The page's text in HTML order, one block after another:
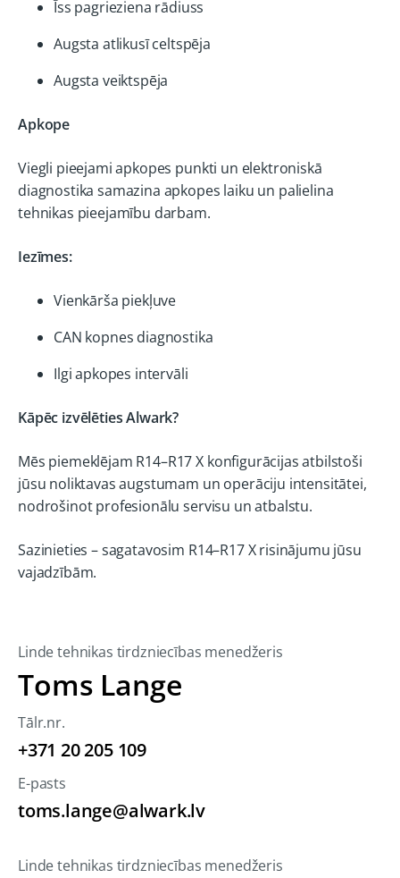
Īss pagrieziena rādiuss
Augsta atlikusī celtspēja
Augsta veiktspēja
Apkope
Viegli pieejami apkopes punkti un elektroniskā
diagnostika samazina apkopes laiku un palielina
tehnikas pieejamību darbam.
Iezīmes:
Vienkārša piekļuve
CAN kopnes diagnostika
Ilgi apkopes intervāli
Kāpēc izvēlēties Alwark?
Mēs piemeklējam R14–R17 X konfigurācijas atbilstoši
jūsu noliktavas augstumam un operāciju intensitātei,
nodrošinot profesionālu servisu un atbalstu.
Sazinieties – sagatavosim R14–R17 X risinājumu jūsu
vajadzībām.
Linde tehnikas tirdzniecības menedžeris
Toms Lange
Tālr.nr.
+371 20 205 109
E-pasts
toms.lange@alwark.lv
Linde tehnikas tirdzniecības menedžeris